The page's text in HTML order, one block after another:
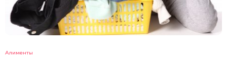
Алименты